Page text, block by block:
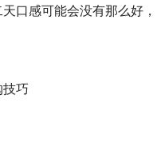
口感可能会没有那么好，